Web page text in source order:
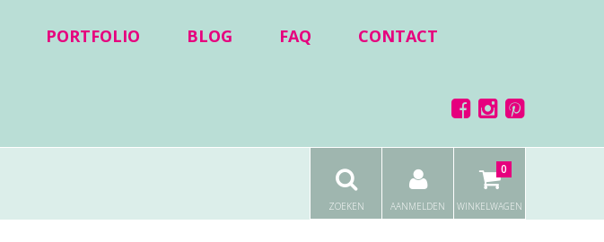
PORTFOLIO BLOG FAQ CONTACT
ZOEKEN AANMELDEN WINKELWAGEN
0